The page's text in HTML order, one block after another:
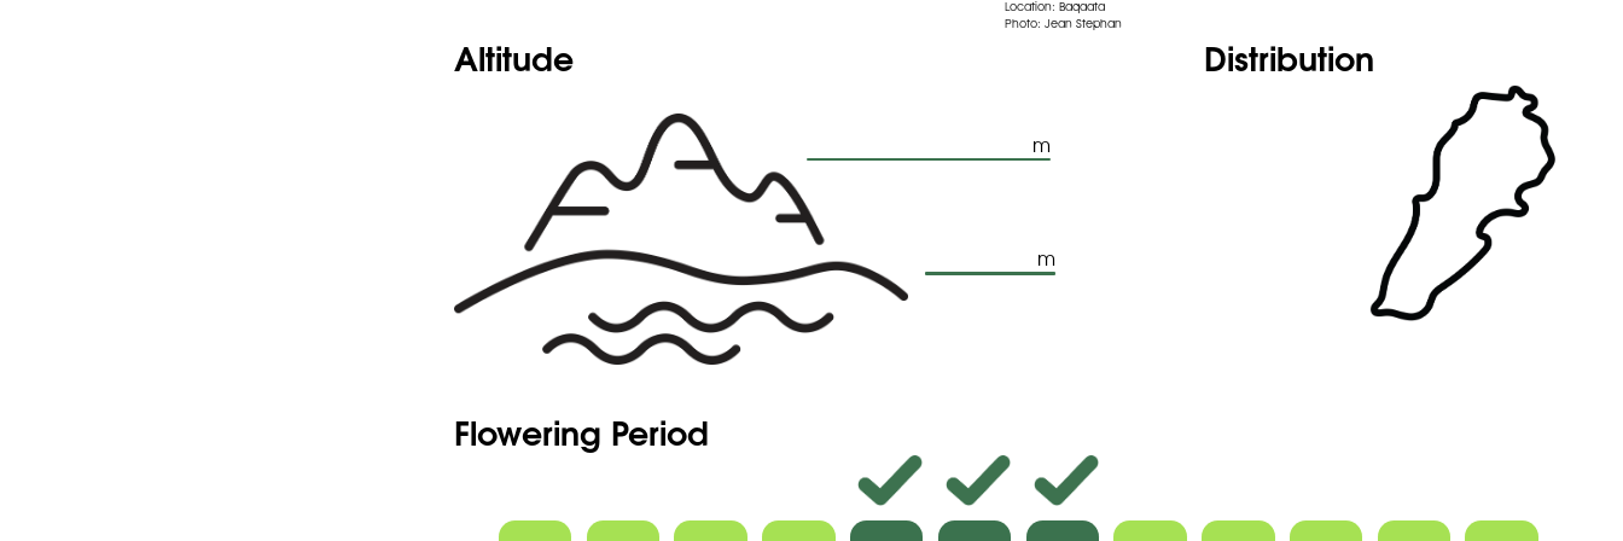
Location: Baqaata
Photo: Jean Stephan
Altitude
m
m
Distribution
Flowering Period